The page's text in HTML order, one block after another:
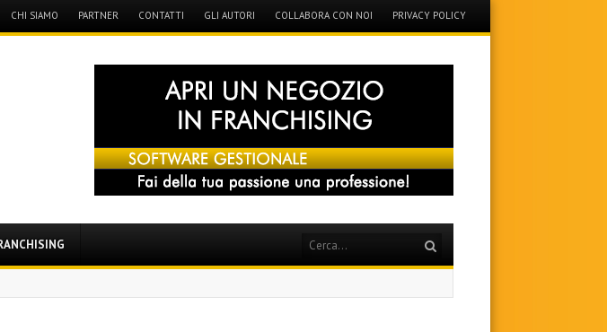
CHI SIAMO PARTNER CONTATTI GLI AUTORI COLLABORA CON NOI PRIVACY POLICY
Search